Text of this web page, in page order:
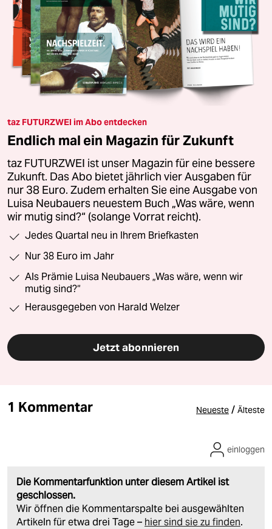
taz FUTURZWEI im Abo entdecken
Endlich mal ein Magazin für Zukunft
taz FUTURZWEI ist unser Magazin für eine bessere
Zukunft. Das Abo bietet jährlich vier Ausgaben für
nur 38 Euro. Zudem erhalten Sie eine Ausgabe von
Luisa Neubauers neuestem Buch „Was wäre, wenn
wir mutig sind?“ (solange Vorrat reicht).
Jedes Quartal neu in Ihrem Briefkasten
Nur 38 Euro im Jahr
Als Prämie Luisa Neubauers „Was wäre, wenn wir
mutig sind?“
Herausgegeben von Harald Welzer
Jetzt abonnieren
1 Kommentar Neueste / Älteste
Die Kommentarfunktion unter diesem Artikel ist
geschlossen.
Wir öffnen die Kommentarspalte bei ausgewählten
Artikeln für etwa drei Tage – hier sind sie zu finden.
einloggen